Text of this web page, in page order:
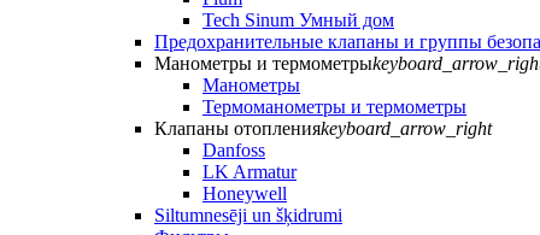
Tech Sinum Умный дом
Предохранительные клапаны и группы
Манометры и термометры
Манометры
Термоманометры и термометры
Клапаны отопленияkeyboard_arrow_right
Danfoss
LK Armatur
Honeywell
Siltumnesēji un šķidrumi